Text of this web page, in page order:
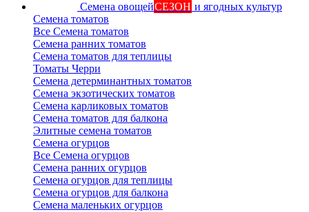
Семена овощейСЕЗОН и ягодных культур
Семена томатов
Все Семена томатов
Семена ранних томатов
Семена томатов для теплицы
Томаты Черри
Семена детерминантных томатов
Семена экзотических томатов
Семена карликовых томатов
Семена томатов для балкона
Элитные семена томатов
Семена огурцов
Все Семена огурцов
Семена ранних огурцов
Семена огурцов для теплицы
Семена огурцов для балкона
Семена маленьких огурцов